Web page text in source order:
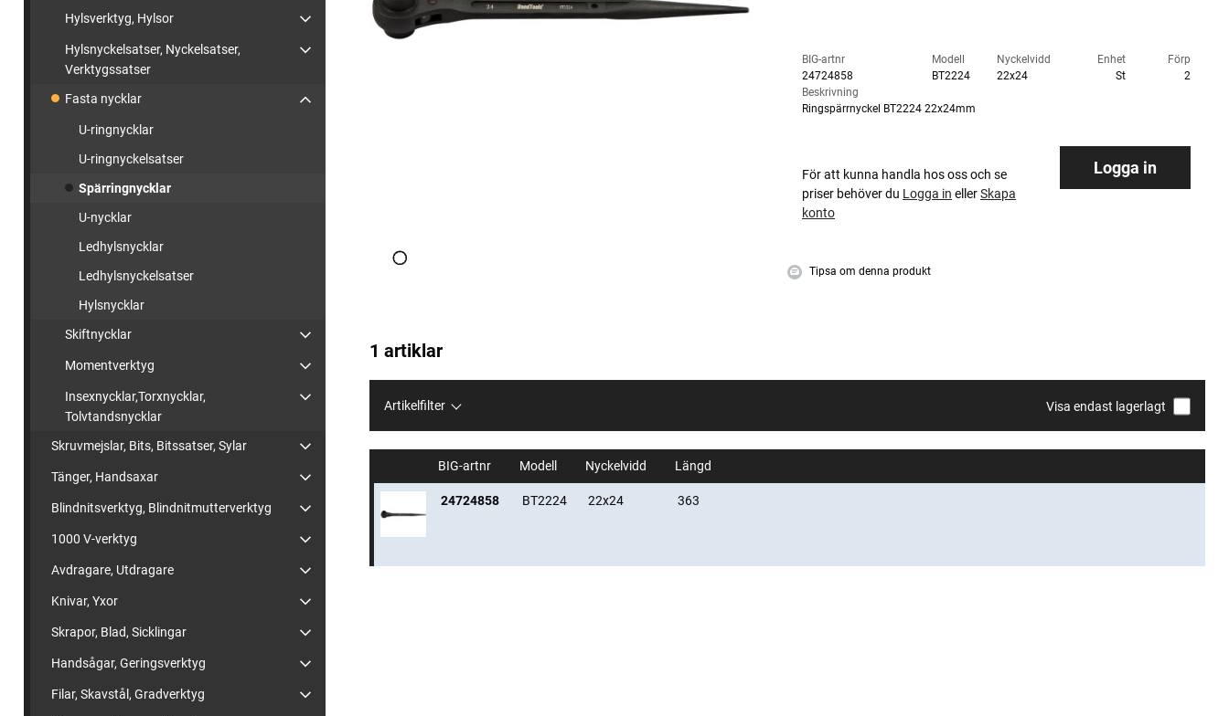
Hylsverktyg, Hylsor
Hylsnyckelsatser, Nyckelsatser,
Verktygssatser
Fasta nycklar
U-ringnycklar
U-ringnyckelsatser
Spärringnycklar
U-nycklar
Ledhylsnycklar
Ledhylsnyckelsatser
Hylsnycklar
Skiftnycklar
Momentverktyg
Insexnycklar,Torxnycklar,
Tolvtandsnycklar
Skruvmejslar, Bits, Bitssatser, Sylar
Tänger, Handsaxar
Blindnitsverktyg, Blindnitmutterverktyg
1000 V-verktyg
Avdragare, Utdragare
Knivar, Yxor
Skrapor, Blad, Sicklingar
Handsågar, Geringsverktyg
Filar, Skavstål, Gradverktyg
BIG-artnr
24724858
Modell
BT2224
Nyckelvidd
22x24
Enhet
St
Förp
2
Beskrivning
Ringspärrnyckel BT2224 22x24mm
För att kunna handla hos oss och se
priser behöver du Logga in ellerSkapa
konto
Logga in
Tipsa om denna produkt
1 artiklar
Artikelfilter Visa endast lagerlagt
BIG-artnr Modell Nyckelvidd Längd
24724858 BT2224 22x24 363